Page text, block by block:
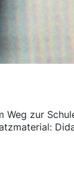
Weg zur